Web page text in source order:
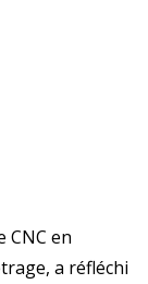
CNC en
a réfléchi